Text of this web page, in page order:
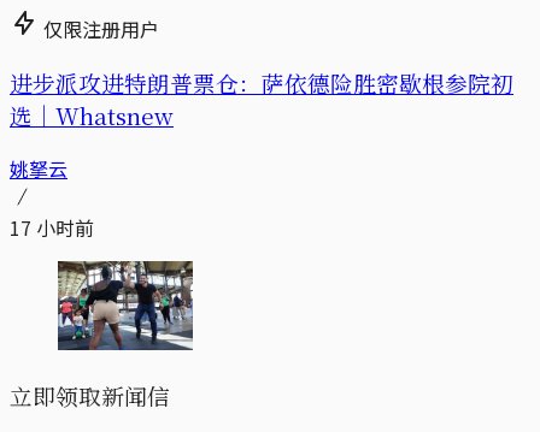
仅限注册用户
进步派攻进特朗普票仓：萨依德险胜密歇根参院初
选｜Whatsnew
姚拏云
17 小时前
立即领取新闻信